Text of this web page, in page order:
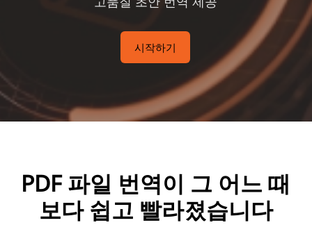
시작하기
PDF 파일 번역이 그 어느 때
보다 쉽고 빨라졌습니다